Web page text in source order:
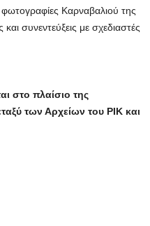
Καρναβαλιού της
συνεντεύξεις με σχεδιαστές
στο πλαίσιο της
των Αρχείων του ΡΙΚ και